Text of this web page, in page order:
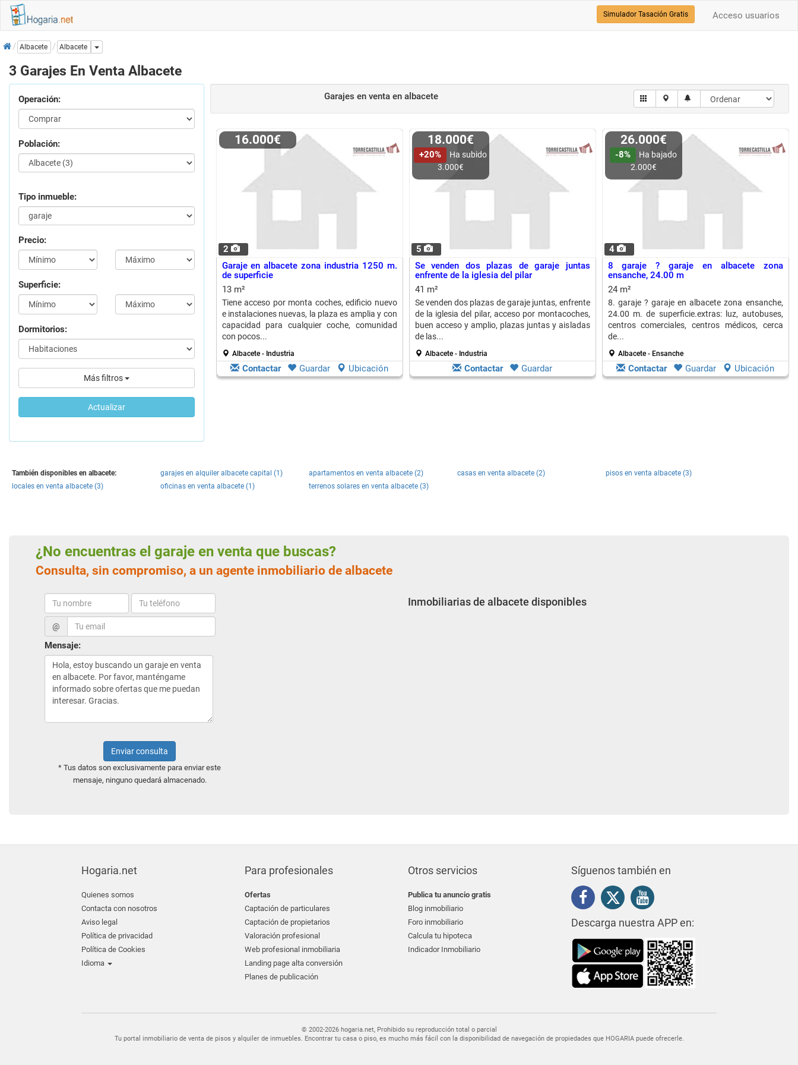
Acceso usuarios
Simulador Tasación Gratis
InicioAlbacete Albacete Dropdown
3 Garajes En Venta Albacete
Operación:
Población:
Tipo inmueble:
Precio:
Superficie:
Dormitorios:
Más filtros
Actualizar
Garajes en venta en albacete
2
16.000€
Garaje en albacete zona industria 1250 m.
de superficie
13 m²
Tiene acceso por monta coches, edificio nuevo
e instalaciones nuevas, la plaza es amplia y con
capacidad para cualquier coche, comunidad
con pocos...
Albacete - Industria
Contactar Guardar Ubicación
5
18.000€
+20%
Ha subido
3.000€
Se venden dos plazas de garaje juntas
enfrente de la iglesia del pilar
41 m²
Se venden dos plazas de garaje juntas, enfrente
de la iglesia del pilar, acceso por montacoches,
buen acceso y amplio, plazas juntas y aisladas
de las...
Albacete - Industria
Contactar Guardar
4
26.000€
-8%
Ha bajado
2.000€
8 garaje ? garaje en albacete zona
ensanche, 24.00 m
24 m²
8. garaje ? garaje en albacete zona ensanche,
24.00 m. de superficie.extras: luz, autobuses,
centros comerciales, centros médicos, cerca
de...
Albacete - Ensanche
Contactar Guardar Ubicación
También disponibles en albacete: garajes en alquiler albacete capital (1) apartamentos en venta albacete (2) casas en venta albacete (2)
pisos en venta albacete (3)
locales en venta albacete (3)
oficinas en venta albacete (1) terrenos solares en venta albacete (3)
¿No encuentras el garaje en venta que buscas?
Consulta, sin compromiso, a un agente inmobiliario de albacete
@
Mensaje:
Enviar consulta
* Tus datos son exclusivamente para enviar este
mensaje, ninguno quedará almacenado.
Inmobiliarias de albacete disponibles
Hogaria.net
Quienes somos
Contacta con nosotros
Aviso legal
Política de privacidad
Política de Cookies
Idioma
Para profesionales
Ofertas
Captación de particulares
Captación de propietarios
Valoración profesional
Web profesional inmobiliaria
Landing page alta conversión
Planes de publicación
Otros servicios
Publica tu anuncio gratis
Blog inmobiliario
Foro inmobiliario
Calcula tu hipoteca
Indicador Inmobiliario
Síguenos también en
Descarga nuestra APP en:
© 2002-2026 hogaria.net, Prohibido su reproducción total o parcial
Tu portal inmobiliario de venta de pisos y alquiler de inmuebles. Encontrar tu casa o piso, es mucho más fácil con la disponibilidad de navegación de propiedades que HOGARIA puede ofrecerle.